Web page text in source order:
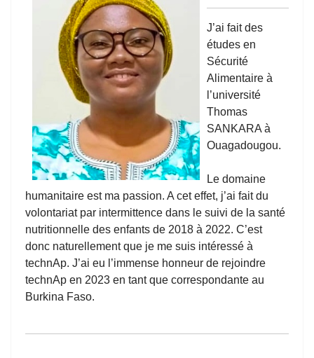
J’ai fait des
études en
Sécurité
Alimentaire à
l’université
Thomas
SANKARA à
Ouagadougou.
Le domaine
humanitaire est ma passion. A cet effet, j’ai fait du
volontariat par intermittence dans le suivi de la santé
nutritionnelle des enfants de 2018 à 2022. C’est
donc naturellement que je me suis intéressé à
technAp. J’ai eu l’immense honneur de rejoindre
technAp en 2023 en tant que correspondante au
Burkina Faso.